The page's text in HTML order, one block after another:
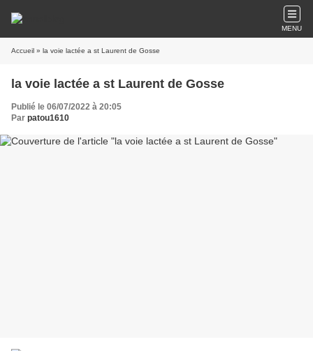
MENU
Accueil » la voie lactée a st Laurent de Gosse
la voie lactée a st Laurent de Gosse
Publié le 06/07/2022 à 20:05
Par patou1610